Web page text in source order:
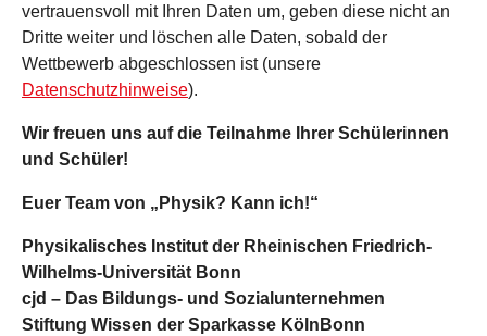
vertrauensvoll mit Ihren Daten um, geben diese nicht an
Dritte weiter und löschen alle Daten, sobald der
Wettbewerb abgeschlossen ist (unsere
Datenschutzhinweise).
Wir freuen uns auf die Teilnahme Ihrer Schülerinnen
und Schüler!
Euer Team von „Physik? Kann ich!“
Physikalisches Institut der Rheinischen Friedrich-
Wilhelms-Universität Bonn
cjd – Das Bildungs- und Sozialunternehmen
Stiftung Wissen der Sparkasse KölnBonn